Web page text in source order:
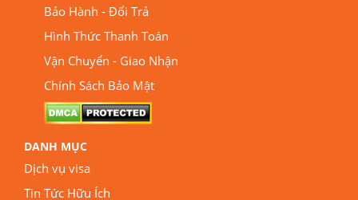
Bảo Hành - Đổi Trả
Hình Thức Thanh Toán
Vận Chuyển - Giao Nhận
Chính Sách Bảo Mật
DANH MỤC
Dịch vụ visa
Tin Tức Hữu Ích